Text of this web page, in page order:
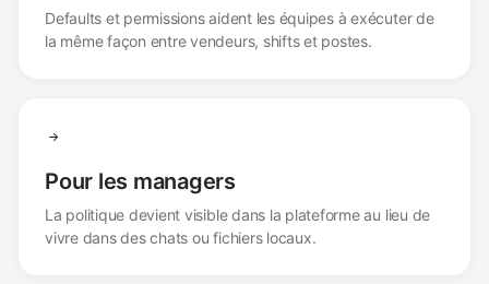
Defaults et permissions aident les équipes à exécuter de
la même façon entre vendeurs, shifts et postes.
Pour les managers
La politique devient visible dans la plateforme au lieu de
vivre dans des chats ou fichiers locaux.